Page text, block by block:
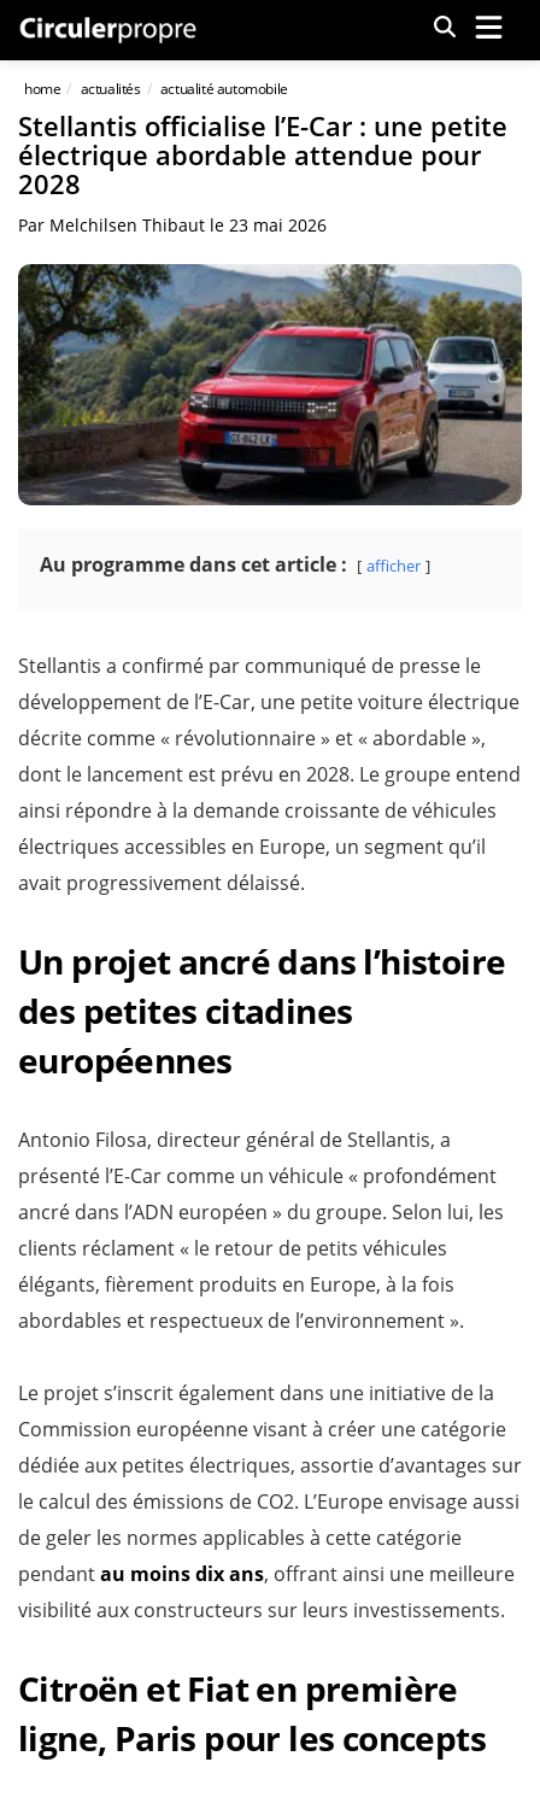
Menu
home actualités actualité automobile
Stellantis officialise l’E-Car : une petite
électrique abordable attendue pour
2028
Par Melchilsen Thibaut le 23 mai 2026
Au programme dans cet article : afficher
Stellantis a confirmé par communiqué de presse le
développement de l’E-Car, une petite voiture électrique
décrite comme « révolutionnaire » et « abordable »,
dont le lancement est prévu en 2028. Le groupe entend
ainsi répondre à la demande croissante de véhicules
électriques accessibles en Europe, un segment qu’il
avait progressivement délaissé.
Un projet ancré dans l’histoire
des petites citadines
européennes
Antonio Filosa, directeur général de Stellantis, a
présenté l’E-Car comme un véhicule « profondément
ancré dans l’ADN européen » du groupe. Selon lui, les
clients réclament « le retour de petits véhicules
élégants, fièrement produits en Europe, à la fois
abordables et respectueux de l’environnement ».
Le projet s’inscrit également dans une initiative de la
Commission européenne visant à créer une catégorie
dédiée aux petites électriques, assortie d’avantages sur
le calcul des émissions de CO2. L’Europe envisage aussi
de geler les normes applicables à cette catégorie
pendantau moins dix ans, offrant ainsi une meilleure
visibilité aux constructeurs sur leurs investissements.
Citroën et Fiat en première
ligne, Paris pour les concepts